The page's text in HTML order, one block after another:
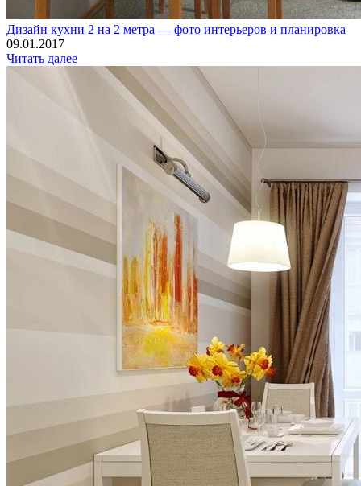
Дизайн кухни 2 на 2 метра — фото интерьеров и планировка
09.01.2017
Читать далее